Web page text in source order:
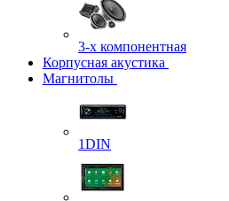
3-х компонентная
Корпусная акустика
Магнитолы
1DIN